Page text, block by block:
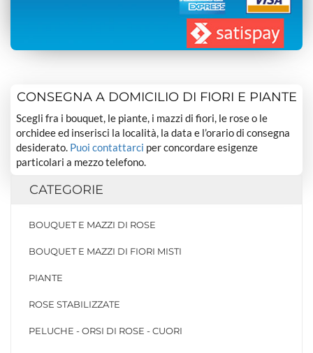
CONSEGNA A DOMICILIO DI FIORI E PIANTE
Scegli fra i bouquet, le piante, i mazzi di fiori, le rose o le
orchidee ed inserisci la località, la data e l’orario di consegna
desiderato. Puoi contattarci per concordare esigenze
particolari a mezzo telefono.
CATEGORIE
BOUQUET E MAZZI DI ROSE
BOUQUET E MAZZI DI FIORI MISTI
PIANTE
ROSE STABILIZZATE
PELUCHE - ORSI DI ROSE - CUORI